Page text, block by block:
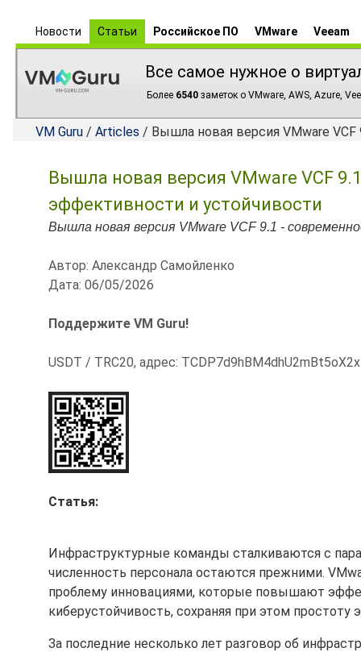
Новости Статьи Российское ПО VMware Veeam
Все самое нужное о
Более 6540 заметок о VMware, AWS, Azure,
VM Guru / Articles / Вышла новая версия VMware
Вышла новая версия VMware VCF
эффективности и устойчивости
Вышла новая версия VMware VCF 9.1 -
Автор: Александр Самойленко
Дата: 06/05/2026
Поддержите VM Guru!
USDT / TRC20, адрес:
Статья:
Инфраструктурные команды сталкиваются с
численность персонала остаются прежними.
проблему инновациями, которые повышают
киберустойчивость, сохраняя при этом простоту
За последние несколько лет разговор об